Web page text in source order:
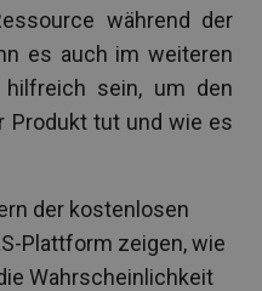
während der
es auch im weiteren
hilfreich sein, um den
Produkt tut und wie es
der kostenlosen
Plattform zeigen, wie
Wahrscheinlichkeit